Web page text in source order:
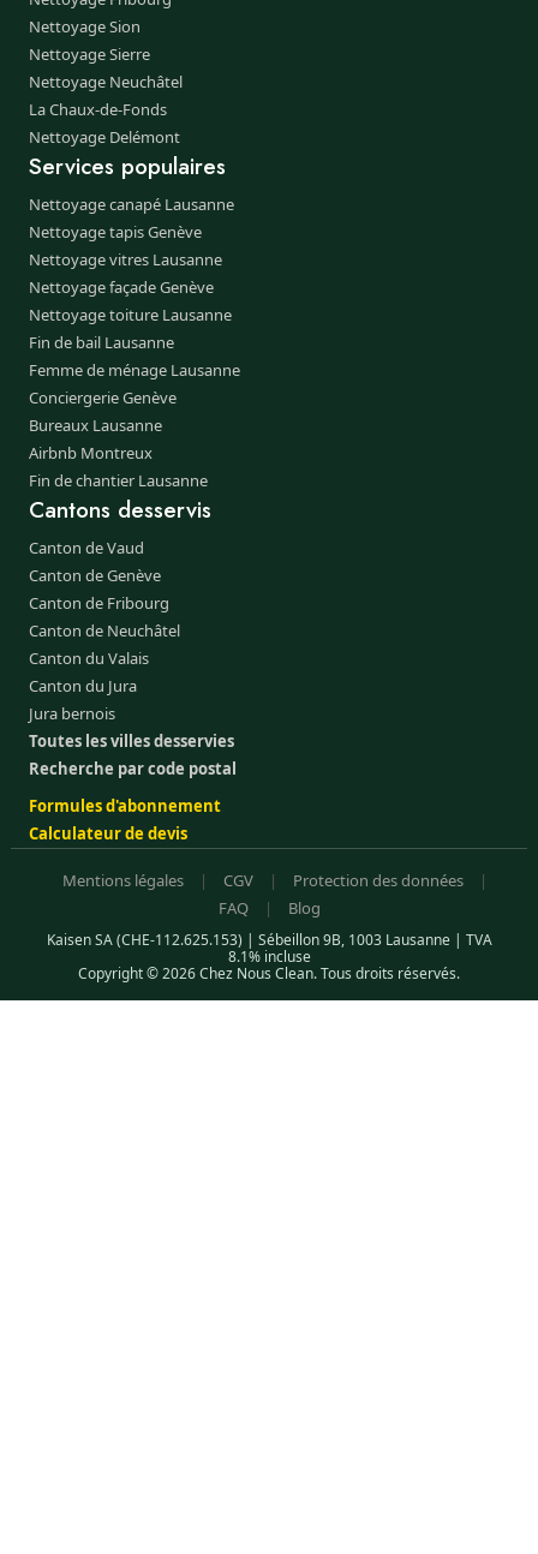
Nettoyage Sion
Nettoyage Sierre
Nettoyage Neuchâtel
La Chaux-de-Fonds
Nettoyage Delémont
Services populaires
Nettoyage canapé Lausanne
Nettoyage tapis Genève
Nettoyage vitres Lausanne
Nettoyage façade Genève
Nettoyage toiture Lausanne
Fin de bail Lausanne
Femme de ménage Lausanne
Conciergerie Genève
Bureaux Lausanne
Airbnb Montreux
Fin de chantier Lausanne
Cantons desservis
Canton de Vaud
Canton de Genève
Canton de Fribourg
Canton de Neuchâtel
Canton du Valais
Canton du Jura
Jura bernois
Toutes les villes desservies
Recherche par code postal
Formules d'abonnement
Calculateur de devis
Mentions légales | CGV | Protection des données
|
FAQ
| Blog
Kaisen SA (CHE-112.625.153) | Sébeillon 9B, 1003 Lausanne | TVA
8.1% incluse
Copyright © 2026 Chez Nous Clean. Tous droits réservés.